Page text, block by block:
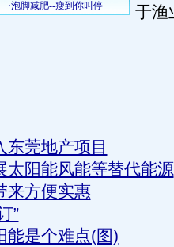
于渔
东莞地产项目
太阳能风能等替代能源
来方便实惠
”
能是个难点(图)